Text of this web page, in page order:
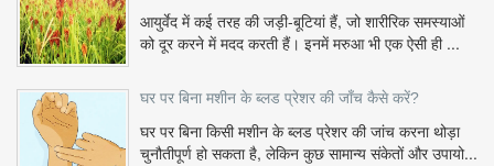
आयुर्वेद में कई तरह की जड़ी-बूटियां हैं, जो शारीरिक समस्याओं
को दूर करने में मदद करती हैं। इनमें मरुआ भी एक ऐसी ही ...
घर पर बिना मशीन के ब्लड प्रेशर की जाँच कैसे करें?
घर पर बिना किसी मशीन के ब्लड प्रेशर की जांच करना थोड़ा
चुनौतीपूर्ण हो सकता है, लेकिन कुछ सामान्य संकेतों और उपायो...